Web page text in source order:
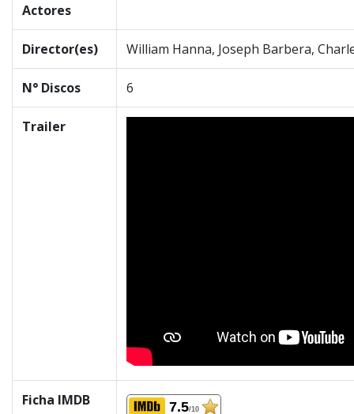
Actores
Director(es) William Hanna, Joseph Barbera,
N° Discos 6
Trailer
Ficha IMDB 7.5/10